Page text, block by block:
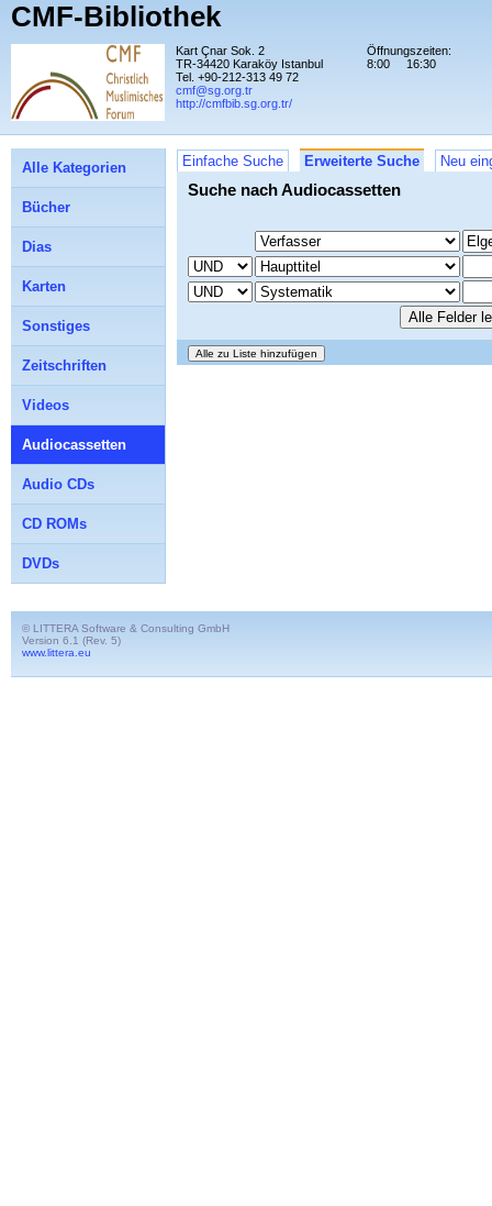
CMF-Bibliothek
Kart Çnar Sok. 2
TR-34420 Karaköy Istanbul
Tel. +90-212-313 49 72
cmf@sg.org.tr
http://cmfbib.sg.org.tr/
Öffnungszeiten:
8:00
16:30
Einfache Suche Erweiterte Suche Neu
Suche nach Audiocassetten
Alle Kategorien
Bücher
Dias
Karten
Sonstiges
Zeitschriften
Videos
Audiocassetten
Audio CDs
CD ROMs
DVDs
© LITTERA Software & Consulting GmbH
Version 6.1 (Rev. 5)
www.littera.eu